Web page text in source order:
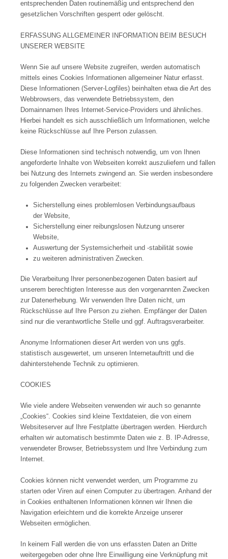
entsprechenden Daten routinemäßig und entsprechend den
gesetzlichen Vorschriften gesperrt oder gelöscht.
ERFASSUNG ALLGEMEINER INFORMATION BEIM BESUCH
UNSERER WEBSITE
Wenn Sie auf unsere Website zugreifen, werden automatisch
mittels eines Cookies Informationen allgemeiner Natur erfasst.
Diese Informationen (Server-Logfiles) beinhalten etwa die Art des
Webbrowsers, das verwendete Betriebssystem, den
Domainnamen Ihres Internet-Service-Providers und ähnliches.
Hierbei handelt es sich ausschließlich um Informationen, welche
keine Rückschlüsse auf Ihre Person zulassen.
Diese Informationen sind technisch notwendig, um von Ihnen
angeforderte Inhalte von Webseiten korrekt auszuliefern und fallen
bei Nutzung des Internets zwingend an. Sie werden insbesondere
zu folgenden Zwecken verarbeitet:
Sicherstellung eines problemlosen Verbindungsaufbaus
der Website,
Sicherstellung einer reibungslosen Nutzung unserer
Website,
Auswertung der Systemsicherheit und -stabilität sowie
zu weiteren administrativen Zwecken.
Die Verarbeitung Ihrer personenbezogenen Daten basiert auf
unserem berechtigten Interesse aus den vorgenannten Zwecken
zur Datenerhebung. Wir verwenden Ihre Daten nicht, um
Rückschlüsse auf Ihre Person zu ziehen. Empfänger der Daten
sind nur die verantwortliche Stelle und ggf. Auftragsverarbeiter.
Anonyme Informationen dieser Art werden von uns ggfs.
statistisch ausgewertet, um unseren Internetauftritt und die
dahinterstehende Technik zu optimieren.
COOKIES
Wie viele andere Webseiten verwenden wir auch so genannte
„Cookies“. Cookies sind kleine Textdateien, die von einem
Websiteserver auf Ihre Festplatte übertragen werden. Hierdurch
erhalten wir automatisch bestimmte Daten wie z. B. IP-Adresse,
verwendeter Browser, Betriebssystem und Ihre Verbindung zum
Internet.
Cookies können nicht verwendet werden, um Programme zu
starten oder Viren auf einen Computer zu übertragen. Anhand der
in Cookies enthaltenen Informationen können wir Ihnen die
Navigation erleichtern und die korrekte Anzeige unserer
Webseiten ermöglichen.
In keinem Fall werden die von uns erfassten Daten an Dritte
weitergegeben oder ohne Ihre Einwilligung eine Verknüpfung mit